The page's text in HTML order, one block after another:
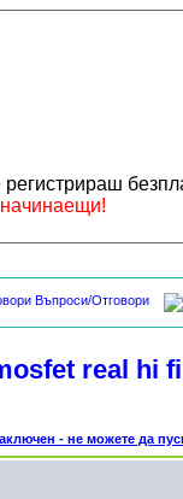
Въпроси/Отговори
real hi